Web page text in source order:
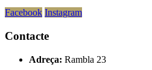
Facebook Instagram
Contacte
Adreça: Rambla 23